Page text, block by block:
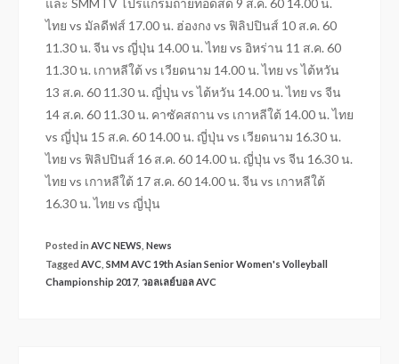
ไทย vs มัลดีฟส์ 17.00 น. ฮ่องกง vs ฟิลิปปินส์ 10 ส.ค. 60
11.30 น. จีน vs ญี่ปุ่น 14.00 น. ไทย vs อิหร่าน 11 ส.ค. 60
11.30 น. เกาหลีใต้ vs เวียดนาม 14.00 น. ไทย vs ไต้หวัน
13 ส.ค. 60 11.30 น. ญี่ปุ่น vs ไต้หวัน 14.00 น. ไทย vs จีน
14 ส.ค. 60 11.30 น. คาซัคสถาน vs เกาหลีใต้ 14.00 น. ไทย
vs ญี่ปุ่น 15 ส.ค. 60 14.00 น. ญี่ปุ่น vs เวียดนาม 16.30 น.
ไทย vs ฟิลิปปินส์ 16 ส.ค. 60 14.00 น. ญี่ปุ่น vs จีน 16.30 น.
ไทย vs เกาหลีใต้ 17 ส.ค. 60 14.00 น. จีน vs เกาหลีใต้
16.30 น. ไทย vs ญี่ปุ่น
Posted in AVC NEWS News
Tagged AVC SMM AVC 19th Asian Senior Women's Volleyball
Championship 2017, วอลเลย์บอล AVC